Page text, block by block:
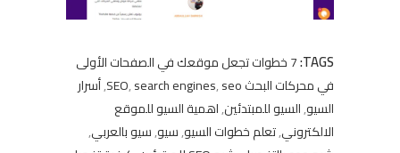
TAGS:
7 خطوات تجعل موقعك في الصفحات الأولى
في محركات البحث SEO
,search engines,seo
,أسرار
السيو,السيو للمبتدئين,اهمية السيو للموقع
الالكتروني,تعلم خطوات السيو,سيو,سيو بالعربي,